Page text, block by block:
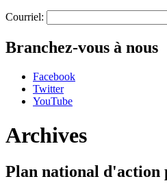
Courriel:
Branchez-vous à nous
Facebook
Twitter
YouTube
Archives
Plan national d'action